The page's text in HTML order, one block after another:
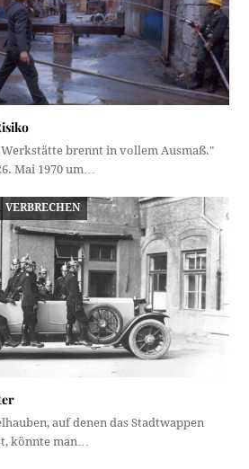
Werkstätte brennt in vollem Ausmaß."
Mai 1970 um…
VERBRECHEN
auf denen das Stadtwappen
könnte man…